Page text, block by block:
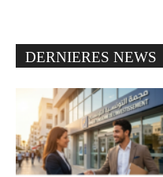
DERNIERES NEWS